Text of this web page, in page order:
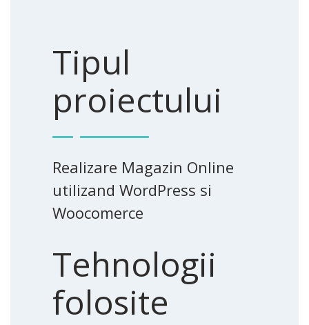
Tipul
proiectului
Realizare Magazin Online
utilizand WordPress si
Woocomerce
Tehnologii
folosite